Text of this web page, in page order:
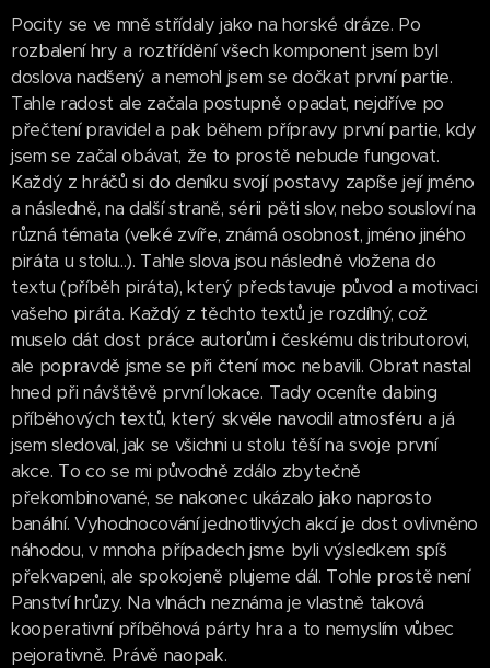
Pocity se ve mně střídaly jako na horské dráze. Po
rozbalení hry a roztřídění všech komponent jsem byl
doslova nadšený a nemohl jsem se dočkat první partie.
Tahle radost ale začala postupně opadat, nejdříve po
přečtení pravidel a pak během přípravy první partie, kdy
jsem se začal obávat, že to prostě nebude fungovat.
Každý z hráčů si do deníku svojí postavy zapíše její jméno
a následně, na další straně, sérii pěti slov, nebo sousloví na
různá témata (velké zvíře, známá osobnost, jméno jiného
piráta u stolu...). Tahle slova jsou následně vložena do
textu (příběh piráta), který představuje původ a motivaci
vašeho piráta. Každý z těchto textů je rozdílný, což
muselo dát dost práce autorům i českému distributorovi,
ale popravdě jsme se při čtení moc nebavili. Obrat nastal
hned při návštěvě první lokace. Tady oceníte dabing
příběhových textů, který skvěle navodil atmosféru a já
jsem sledoval, jak se všichni u stolu těší na svoje první
akce. To co se mi původně zdálo zbytečně
překombinované, se nakonec ukázalo jako naprosto
banální. Vyhodnocování jednotlivých akcí je dost ovlivněno
náhodou, v mnoha případech jsme byli výsledkem spíš
překvapeni, ale spokojeně plujeme dál. Tohle prostě není
Panství hrůzy. Na vlnách neznáma je vlastně taková
kooperativní příběhová párty hra a to nemyslím vůbec
pejorativně. Právě naopak.